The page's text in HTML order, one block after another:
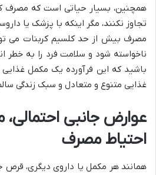
همچنین، بسیار حیاتی است که مصرف
تجاوز نکنند، مگر اینکه با پزشک یا
مصرف بیش از حد کلسیم کربنات می
ناخواسته شود و سلامت فرد را به خطر
باشید که این فرآورده یک مکمل غذایی
غذایی متنوع و متعادل و سبک زندگی
عوارض جانبی احتمالی،
احتیاط مصرف
همانند هر مکمل یا داروی دیگری، قرص